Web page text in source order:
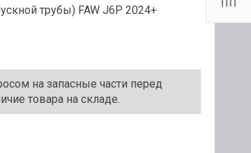
трубы) FAW J6P 2024+
на запасные части перед
товара на складе.